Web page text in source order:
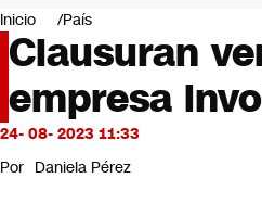
Mundo
Negocios
Deportes
Programas completos
Cultura
Servicios
Bits
CNN Data
Inicio País
Clausuran
empresa
24- 08- 2023 11:33
Por Daniela Pérez